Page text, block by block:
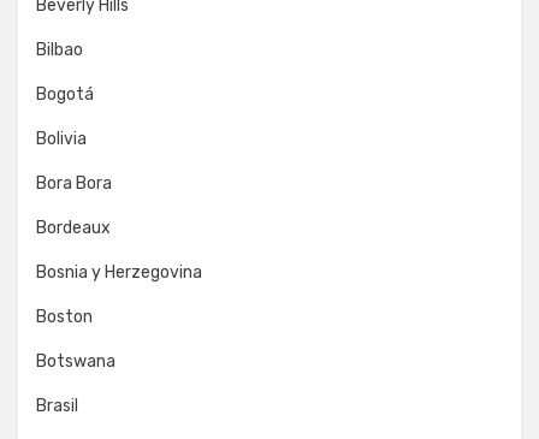
Beverly Hills
Bilbao
Bogotá
Bolivia
Bora Bora
Bordeaux
Bosnia y Herzegovina
Boston
Botswana
Brasil